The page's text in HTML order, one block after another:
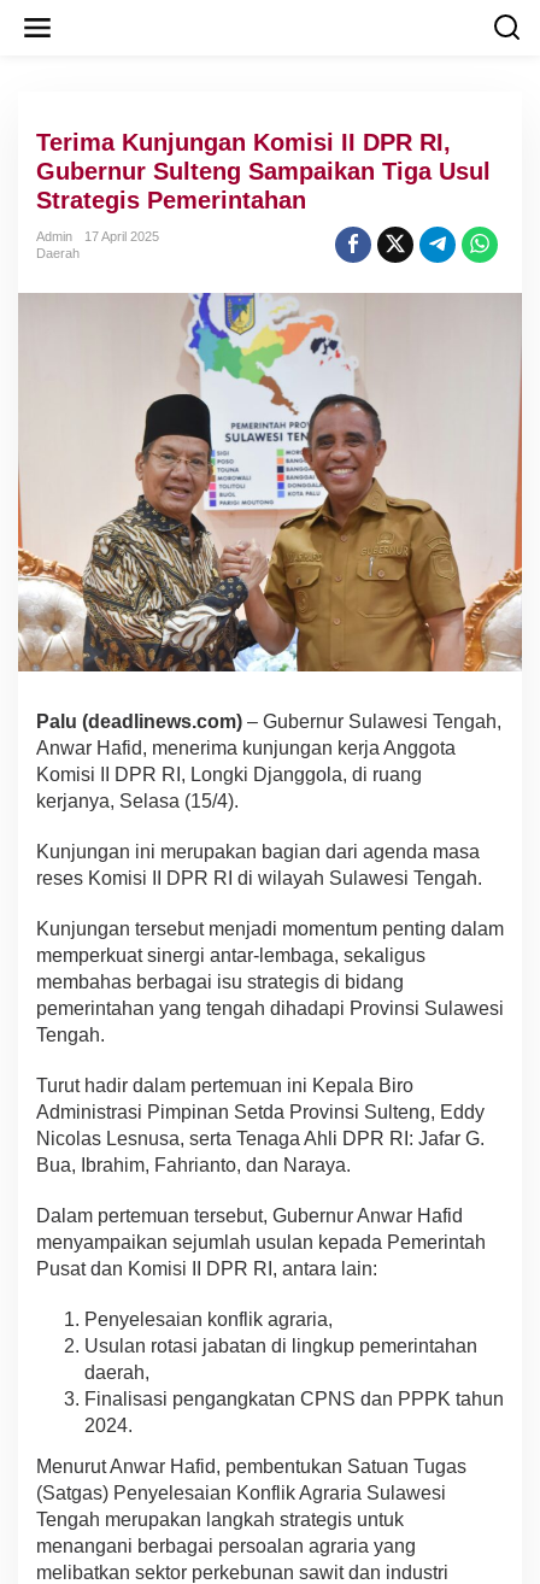
Terima Kunjungan Komisi II DPR RI,
Gubernur Sulteng Sampaikan Tiga Usul
Strategis Pemerintahan
Admin
17 April 2025
Daerah
Palu (deadlinews.com) – Gubernur Sulawesi Tengah,
Anwar Hafid, menerima kunjungan kerja Anggota
Komisi II DPR RI, Longki Djanggola, di ruang
kerjanya, Selasa (15/4).
Kunjungan ini merupakan bagian dari agenda masa
reses Komisi II DPR RI di wilayah Sulawesi Tengah.
Kunjungan tersebut menjadi momentum penting dalam
memperkuat sinergi antar-lembaga, sekaligus
membahas berbagai isu strategis di bidang
pemerintahan yang tengah dihadapi Provinsi Sulawesi
Tengah.
Turut hadir dalam pertemuan ini Kepala Biro
Administrasi Pimpinan Setda Provinsi Sulteng, Eddy
Nicolas Lesnusa, serta Tenaga Ahli DPR RI: Jafar G.
Bua, Ibrahim, Fahrianto, dan Naraya.
Dalam pertemuan tersebut, Gubernur Anwar Hafid
menyampaikan sejumlah usulan kepada Pemerintah
Pusat dan Komisi II DPR RI, antara lain:
Penyelesaian konflik agraria,
Usulan rotasi jabatan di lingkup pemerintahan
daerah,
Finalisasi pengangkatan CPNS dan PPPK tahun
2024.
Menurut Anwar Hafid, pembentukan Satuan Tugas
(Satgas) Penyelesaian Konflik Agraria Sulawesi
Tengah merupakan langkah strategis untuk
menangani berbagai persoalan agraria yang
melibatkan sektor perkebunan sawit dan industri